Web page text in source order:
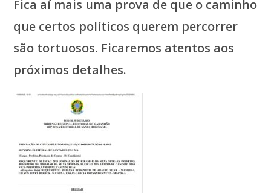
Fica aí mais uma prova de que o caminho
que certos políticos querem percorrer
são tortuosos. Ficaremos atentos aos
próximos detalhes.